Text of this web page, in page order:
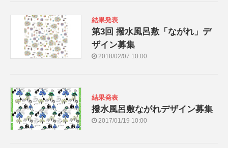
結果発表
第3回 撥水風呂敷「ながれ」デ
ザイン募集
2018/02/07 10:00
結果発表
撥水風呂敷ながれデザイン募集
2017/01/19 10:00